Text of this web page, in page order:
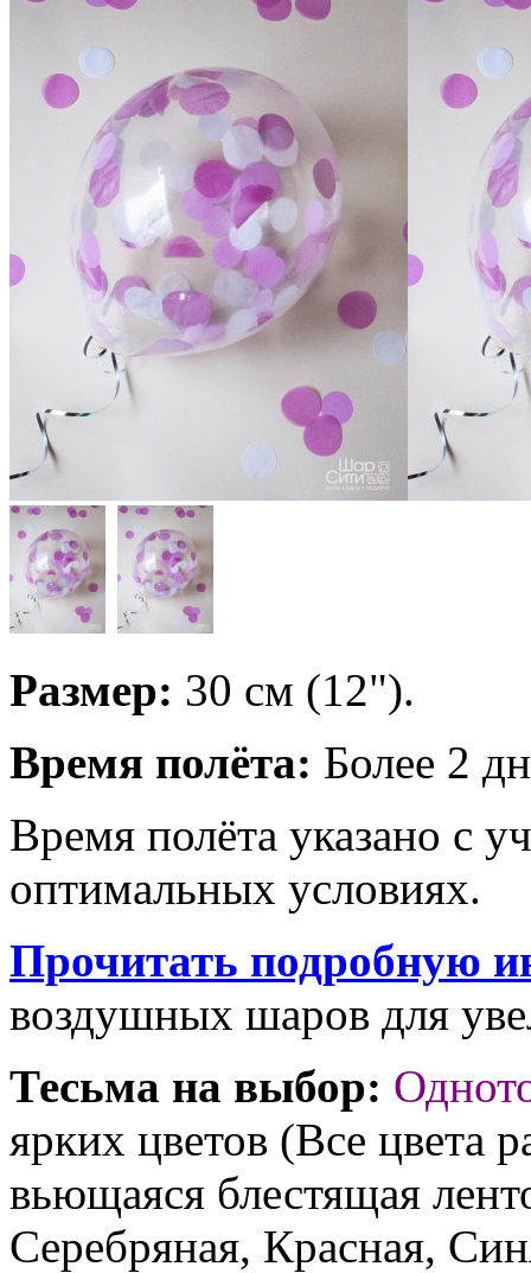
Размер: 30 см (12").
Время полёта: Более 2
Время полёта указано с
оптимальных условиях.
Прочитать подробную
воздушных шаров для
Тесьма на выбор:
ярких цветов (Все цвета
вьющаяся блестящая
Серебряная, Красная,